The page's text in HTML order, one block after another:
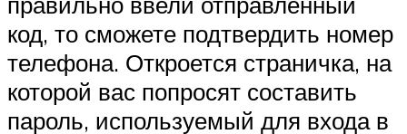
код, то сможете подтвердить номер
телефона. Откроется страничка, на
которой вас попросят составить
пароль, используемый для входа в